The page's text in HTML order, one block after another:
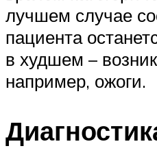
лучшем случае
пациента
в худшем –
например, ожоги.